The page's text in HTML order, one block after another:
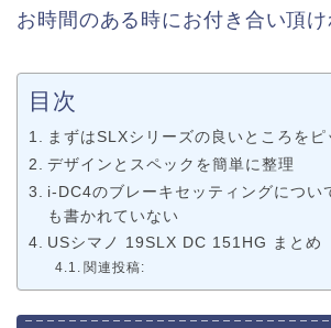
お時間のある時にお付き合い頂け
目次
まずはSLXシリーズの良いところを
デザインとスペックを簡単に整理
i-DC4のブレーキセッティングについ
も書かれていない
USシマノ 19SLX DC 151HG まとめ
関連投稿: